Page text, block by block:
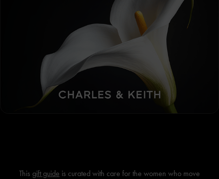
This gift guide is curated with care for the women who move